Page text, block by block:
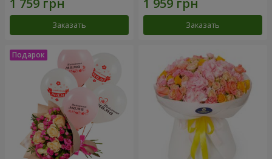
Заказать Заказать